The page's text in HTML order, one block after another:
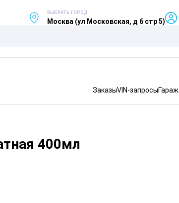
ВЫБРАТЬ ГОРОД
Москва (ул Московская, д 6 стр 5)
ЗаказыVIN-запросыГараж
400мл